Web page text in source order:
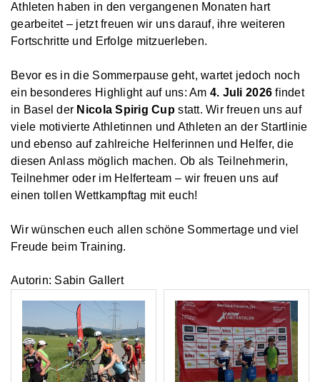
Athleten haben in den vergangenen Monaten hart
gearbeitet – jetzt freuen wir uns darauf, ihre weiteren
Fortschritte und Erfolge mitzuerleben.
Bevor es in die Sommerpause geht, wartet jedoch noch
ein besonderes Highlight auf uns: Am 4. Juli 2026 findet
in Basel der Nicola Spirig Cup statt. Wir freuen uns auf
viele motivierte Athletinnen und Athleten an der Startlinie
und ebenso auf zahlreiche Helferinnen und Helfer, die
diesen Anlass möglich machen. Ob als Teilnehmerin,
Teilnehmer oder im Helferteam – wir freuen uns auf
einen tollen Wettkampftag mit euch!
Wir wünschen euch allen schöne Sommertage und viel
Freude beim Training.
Autorin: Sabin Gallert